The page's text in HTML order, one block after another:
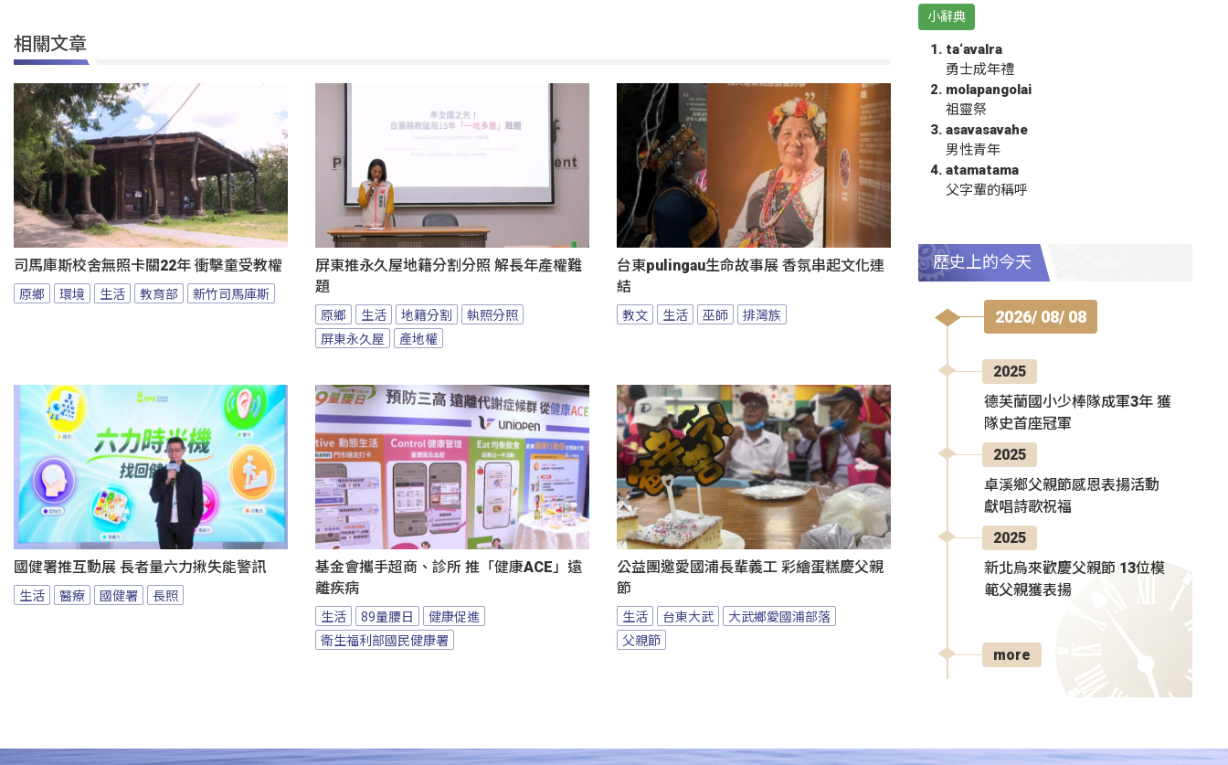
相關文章
司馬庫斯校舍無照卡關22年 衝擊童受教權
原鄉 環境 生活 教育部 新竹司馬庫斯
屏東推永久屋地籍分割分照 解長年產權難
題
原鄉 生活 地籍分割
執照分照
屏東永久屋
產地權
台東pulingau生命故事展 香氛串起文化連
結
教文 生活 巫師 排灣族
國健署推互動展 長者量六力揪失能警訊
生活 醫療 國健署 長照
基金會攜手超商、診所 推「健康ACE」遠
離疾病
生活 89量腰日
健康促進
衛生福利部國民健康署
公益團邀愛國浦長輩義工 彩繪蛋糕慶父親
節
生活 台東大武
大武鄉愛國浦部落
父親節
小辭典
ta‘avalra
勇士成年禮
molapangolai
祖靈祭
asavasavahe
男性青年
atamatama
父字輩的稱呼
歷史上的今天
2026/ 08/ 08
2025
德芙蘭國小少棒隊成軍3年 獲
隊史首座冠軍
2025
卓溪鄉父親節感恩表揚活動
獻唱詩歌祝福
2025
新北烏來歡慶父親節 13位模
範父親獲表揚
more